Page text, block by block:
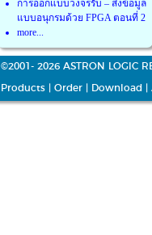
การออกแบบวงจรรับ – ส่งข้อมูล
แบบอนุกรมด้วย FPGA ตอนที่ 2
more...
©2001- 2026 ASTRON LOGIC
Products Order Download